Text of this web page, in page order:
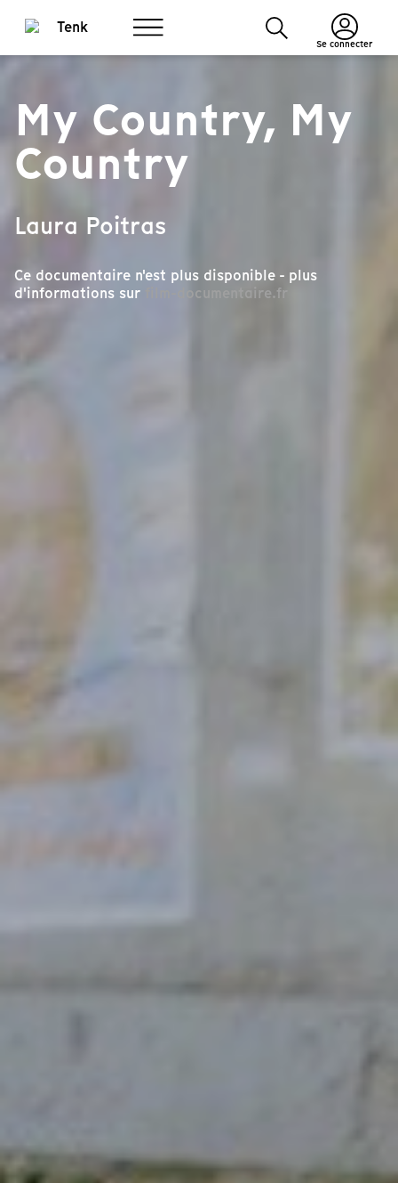
Se connecter
My Country, My
Country
Laura Poitras
Ce documentaire n'est plus disponible - plus
d'informations sur
film-documentaire.fr